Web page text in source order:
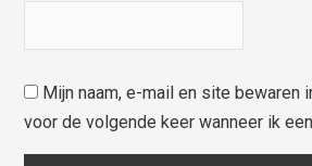
Mijn naam, e-mail en site bewaren
voor de volgende keer wanneer ik